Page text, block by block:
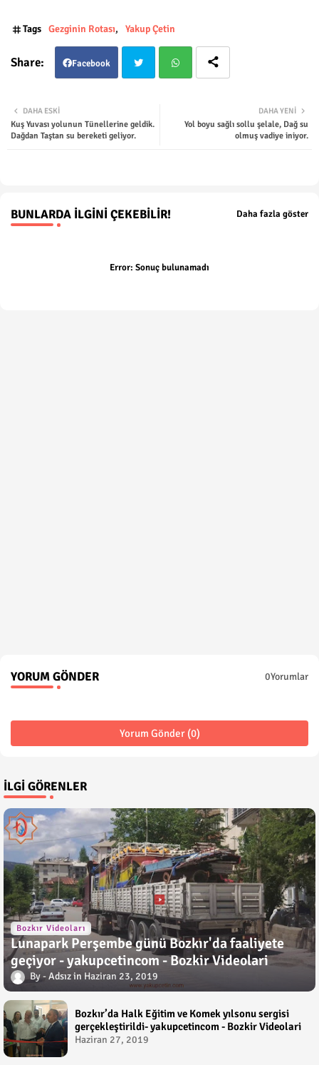
Tags Gezginin Rotası Yakup Çetin
Facebook
ter
DAHA YENI
Yol boyu sağlı sollu şelale, Dağ su
olmuş vadiye iniyor.
DAHA ESKI
Kuş Yuvası yolunun Tünellerine geldik.
Dağdan Taştan su bereketi geliyor.
BUNLARDA İLGINI ÇEKEBILIR! Daha fazla göster
Error: Sonuç bulunamadı
YORUM GÖNDER 0Yorumlar
Yorum Gönder (0)
İLGI GÖRENLER
Bozkır Videoları
Lunapark Perşembe günü Bozkır'da faaliyete
geçiyor - yakupcetincom - Bozkir Videolari
Adsız Haziran 23, 2019
Bozkır’da Halk Eğitim ve Komek yılsonu sergisi
gerçekleştirildi- yakupcetincom - Bozkir Videolari
Haziran 27, 2019